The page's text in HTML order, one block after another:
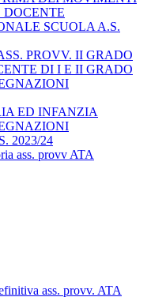
DOCENTE
SCUOLA A.S.
PROVV. II GRADO
DI I E II GRADO
ED INFANZIA
2023/24
ass. provv ATA
ass. provv. ATA